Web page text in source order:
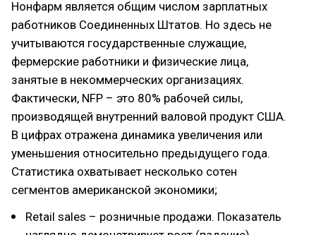
Нонфарм является общим числом зарплатных
работников Соединенных Штатов. Но здесь не
учитываются государственные служащие,
фермерские работники и физические лица,
занятые в некоммерческих организациях.
Фактически, NFP – это 80% рабочей силы,
производящей внутренний валовой продукт США.
В цифрах отражена динамика увеличения или
уменьшения относительно предыдущего года.
Статистика охватывает несколько сотен
сегментов американской экономики;
Retail sales – розничные продажи. Показатель